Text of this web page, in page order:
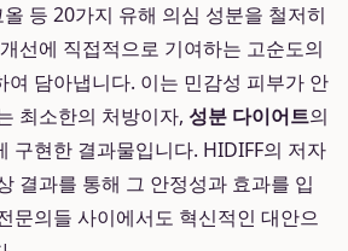
등 20가지 유해 의심 성분을 철저히
선에 직접적으로 기여하는 고순도의
여 담아냅니다. 이는 민감성 피부가 안
최소한의 처방이자, 성분 다이어트의
구현한 결과물입니다. HIDIFF의 저자
결과를 통해 그 안정성과 효과를 입
문의들 사이에서도 혁신적인 대안으